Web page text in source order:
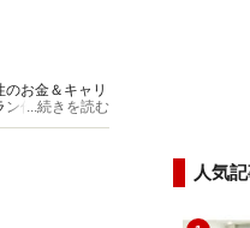
お金＆キャリ
ン作りをサポー
...続きを読む
人気